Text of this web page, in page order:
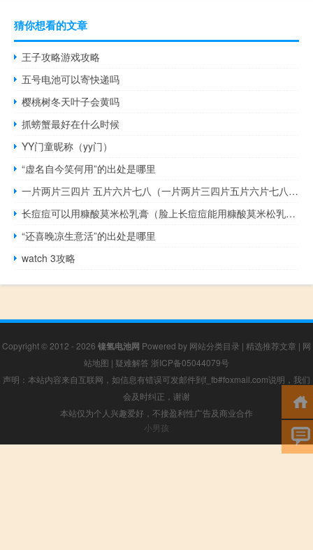
猜你想看的文章
王子攻略游戏攻略
五号电池可以寄快递吗
樱桃树冬天叶子会黄吗
抓螃蟹最好在什么时候
YY门童昵称（yy门）
“虚名自今笑何用”的出处是哪里
一片两片三四片 五片六片七八（一片两片三四片五片六片七八片郑板桥）
长痘痘可以用糠酸莫米松乳膏（脸上长痘痘能用糠酸莫米松乳膏吗）
“还喜晚凉生意活”的出处是哪里
watch 3攻略
Copyright © 2012 - 2026 镍氢电池网 Powered by 网站分类目录 | 精选推荐文章 | 网
站地图 | 疑难解答 浙ICP备05044079号
声明：本站内容来自互联网，如信息有错误可发邮件到f_fb#foxmail.com说明，我们
会及时纠正，谢谢
本站仅为个人兴趣爱好，不接盈利性广告及商业合作
小男孩